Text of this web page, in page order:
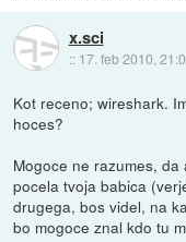
x.sci
:: 17. feb 2010,
Kot receno; wireshark.
hoces?
Mogoce ne razumes,
pocela tvoja babica
drugega, bos videl, na
bo mogoce znal kdo tu